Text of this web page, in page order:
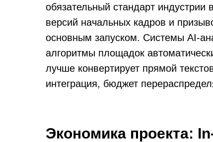
обязательный стандарт
версий начальных кадров и
основным запуском. Системы AI-
алгоритмы площадок
лучше конвертирует прямой
интеграция, бюджет
Экономика проекта: